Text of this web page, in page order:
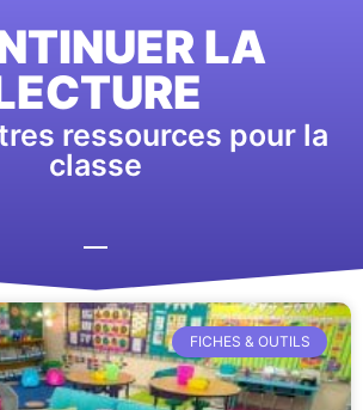
LA
ressources pour la
classe
FICHES & OUTILS